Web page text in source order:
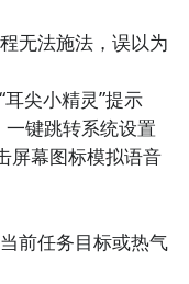
无法施法，误以为
尖小精灵”提示
一键跳转系统设置
幕图标模拟语音
前任务目标或热气